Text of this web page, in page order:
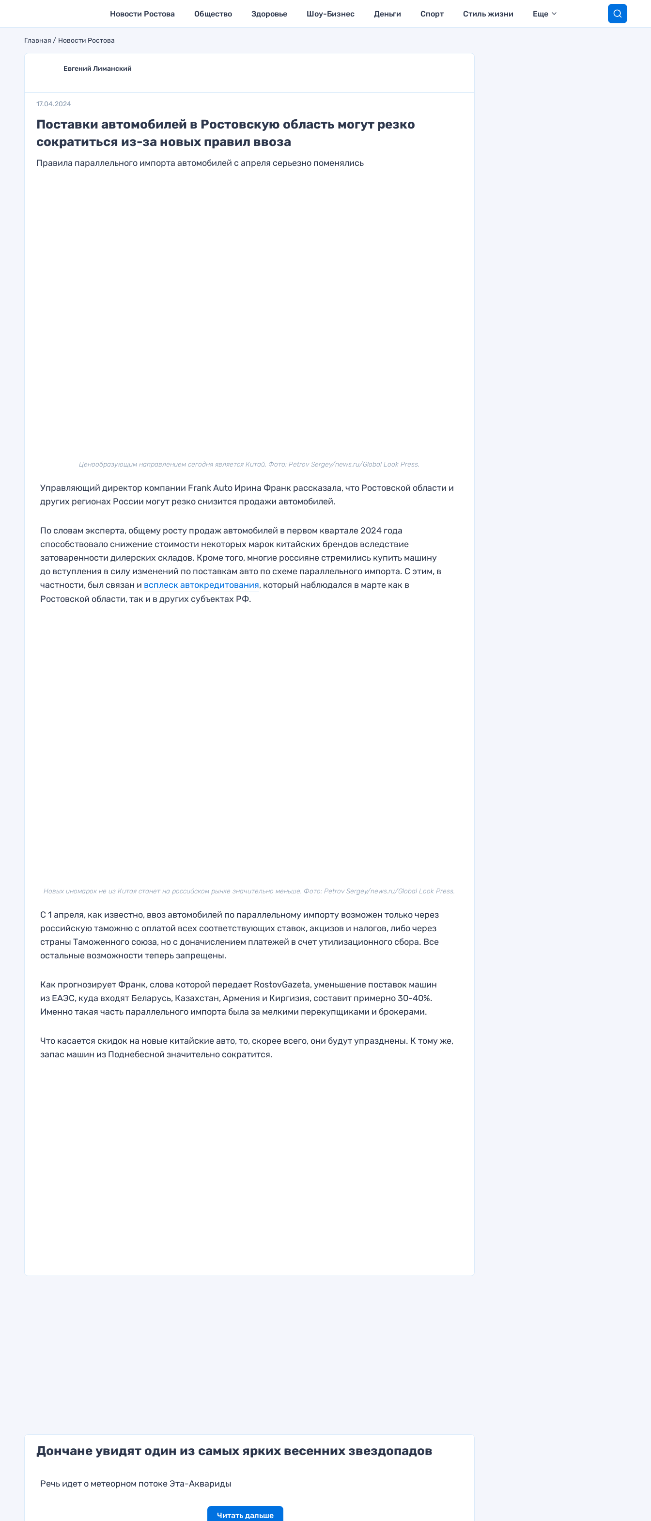
Новости Ростова Общество Здоровье Шоу-Бизнес Деньги Спорт Стиль жизни Еще
Главная Новости Ростова
Евгений Лиманский
17.04.2024
Поставки автомобилей в Ростовскую область могут резко
сократиться из-за новых правил ввоза
Правила параллельного импорта автомобилей с апреля серьезно поменялись
Ценообразующим направлением сегодня является Китай. Фото: Petrov Sergey/news.ru/Global Look Press.
Управляющий директор компании Frank Auto Ирина Франк рассказала, что Ростовской области и
других регионах России могут резко снизится продажи автомобилей.
По словам эксперта, общему росту продаж автомобилей в первом квартале 2024 года
способствовало снижение стоимости некоторых марок китайских брендов вследствие
затоваренности дилерских складов. Кроме того, многие россияне стремились купить машину
до вступления в силу изменений по поставкам авто по схеме параллельного импорта. С этим, в
частности, был связан и всплеск автокредитования, который наблюдался в марте как в
Ростовской области, так и в других субъектах РФ.
Новых иномарок не из Китая станет на российском рынке значительно меньше. Фото: Petrov Sergey/news.ru/Global Look Press.
С 1 апреля, как известно, ввоз автомобилей по параллельному импорту возможен только через
российскую таможню с оплатой всех соответствующих ставок, акцизов и налогов, либо через
страны Таможенного союза, но с доначислением платежей в счет утилизационного сбора. Все
остальные возможности теперь запрещены.
Как прогнозирует Франк, слова которой передает RostovGazeta, уменьшение поставок машин
из ЕАЭС, куда входят Беларусь, Казахстан, Армения и Киргизия, составит примерно 30-40%.
Именно такая часть параллельного импорта была за мелкими перекупщиками и брокерами.
Что касается скидок на новые китайские авто, то, скорее всего, они будут упразднены. К тому же,
запас машин из Поднебесной значительно сократится.
Дончане увидят один из самых ярких весенних звездопадов
Речь идет о метеорном потоке Эта-Аквариды
Читать дальше